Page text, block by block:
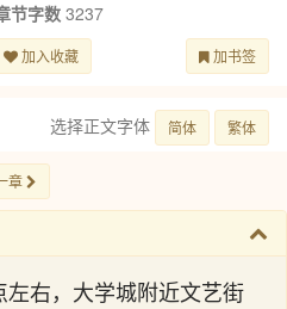
节字数3237
加入收藏 加书签
选择正文字体 简体 繁体
章
右，大学城附近文艺街